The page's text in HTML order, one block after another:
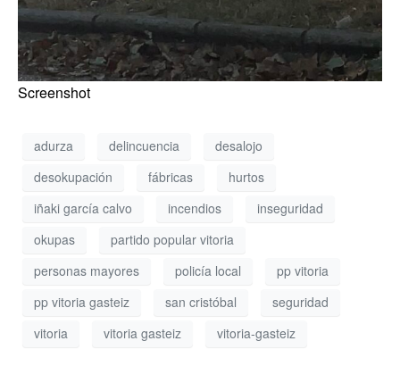
Screenshot
adurza delincuencia
desalojo
desokupación
fábricas
hurtos
iñaki garcía calvo
incendios
inseguridad
okupas
partido popular vitoria
personas mayores
policía local
pp vitoria
pp vitoria gasteiz
san cristóbal
seguridad
vitoria
vitoria gasteiz vitoria-gasteiz